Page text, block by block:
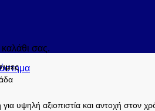
σας.
υψηλή αξιοπιστία και αντοχή στον